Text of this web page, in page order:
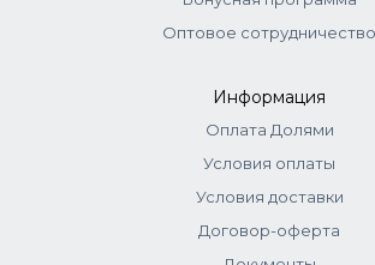
Оптовое сотрудничество
Информация
Оплата Долями
Условия оплаты
Условия доставки
Договор-оферта